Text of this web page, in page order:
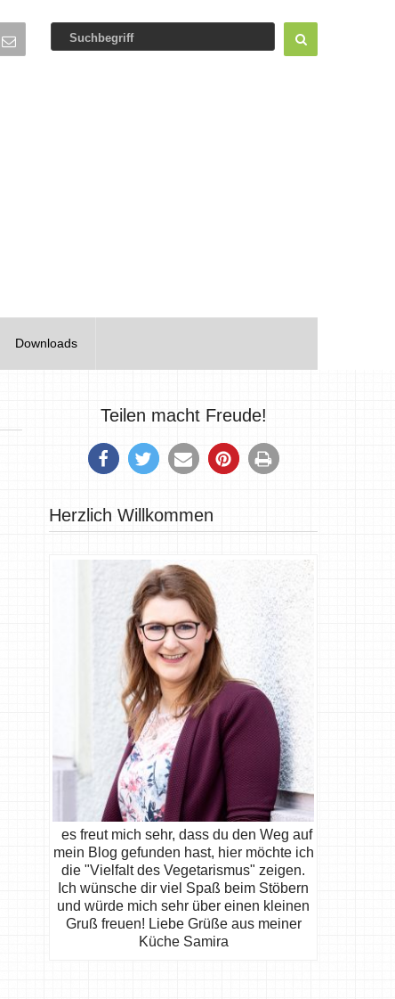
Downloads
Teilen macht Freude!
Herzlich Willkommen
es freut mich sehr, dass du den Weg auf
mein Blog gefunden hast, hier möchte ich
die "Vielfalt des Vegetarismus" zeigen.
Ich wünsche dir viel Spaß beim Stöbern
und würde mich sehr über einen kleinen
Gruß freuen! Liebe Grüße aus meiner
Küche Samira